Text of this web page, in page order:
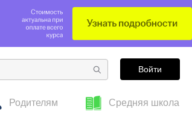
Войти
Родителям Средняя школа